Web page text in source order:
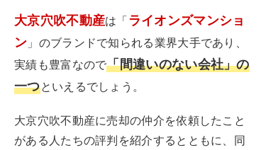
大京穴吹不動産は「ライオンズマンショ
ン 」のブランドで知られる業界大手であり、
実績も豊富なので「間違いのない会社」の
一つといえるでしょう。
大京穴吹不動産に売却の仲介を依頼したこと
がある人たちの評判を紹介するとともに、同